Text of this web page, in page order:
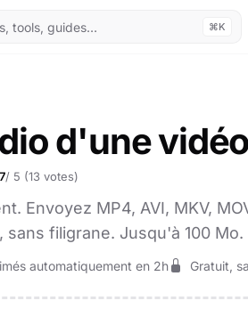
⌘K
d'une vidéo
/ 5 (13 votes)
Envoyez MP4, AVI, MKV,
sans filigrane. Jusqu'à 100 Mo.
automatiquement en 2h Gratuit,